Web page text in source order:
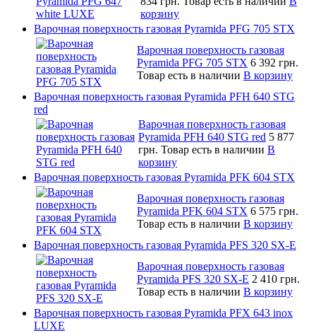
корзину
Варочная поверхность газовая Pyramida PFG 705 STX
Варочная поверхность газовая
Pyramida PFG 705 STX 6 392 грн.
Товар есть в наличии В корзину
Варочная поверхность газовая Pyramida PFH 640 STG
red
Варочная поверхность газовая
Pyramida PFH 640 STG red 5 877
грн. Товар есть в наличии В
корзину
Варочная поверхность газовая Pyramida PFK 604 STX
Варочная поверхность газовая
Pyramida PFK 604 STX 6 575 грн.
Товар есть в наличии В корзину
Варочная поверхность газовая Pyramida PFS 320 SX-E
Варочная поверхность газовая
Pyramida PFS 320 SX-E 2 410 грн.
Товар есть в наличии В корзину
Варочная поверхность газовая Pyramida PFX 643 inox
LUXE